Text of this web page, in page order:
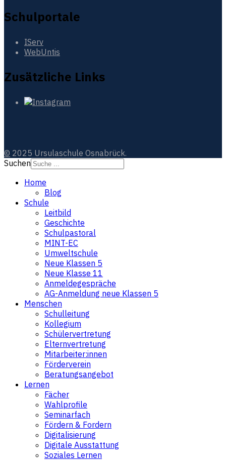
Schulportale
IServ
WebUntis
Zusätzliche Links
© 2025 Ursulaschule Osnabrück.
Suchen
Home
Blog
Schule
Leitbild
Geschichte
Schulpastoral
MINT-EC
Umweltschule
Neue Klassen 5
Neue Klasse 11
Anmeldegespräche
AG-Anmeldung neue Klassen 5
Menschen
Schulleitung
Kollegium
Schülervertretung
Elternvertretung
Mitarbeiter:innen
Förderverein
Beratungsangebot
Lernen
Fächer
Wahlprofile
Seminarfach
Fördern & Fordern
Digitalisierung
Digitale Ausstattung
Soziales Lernen